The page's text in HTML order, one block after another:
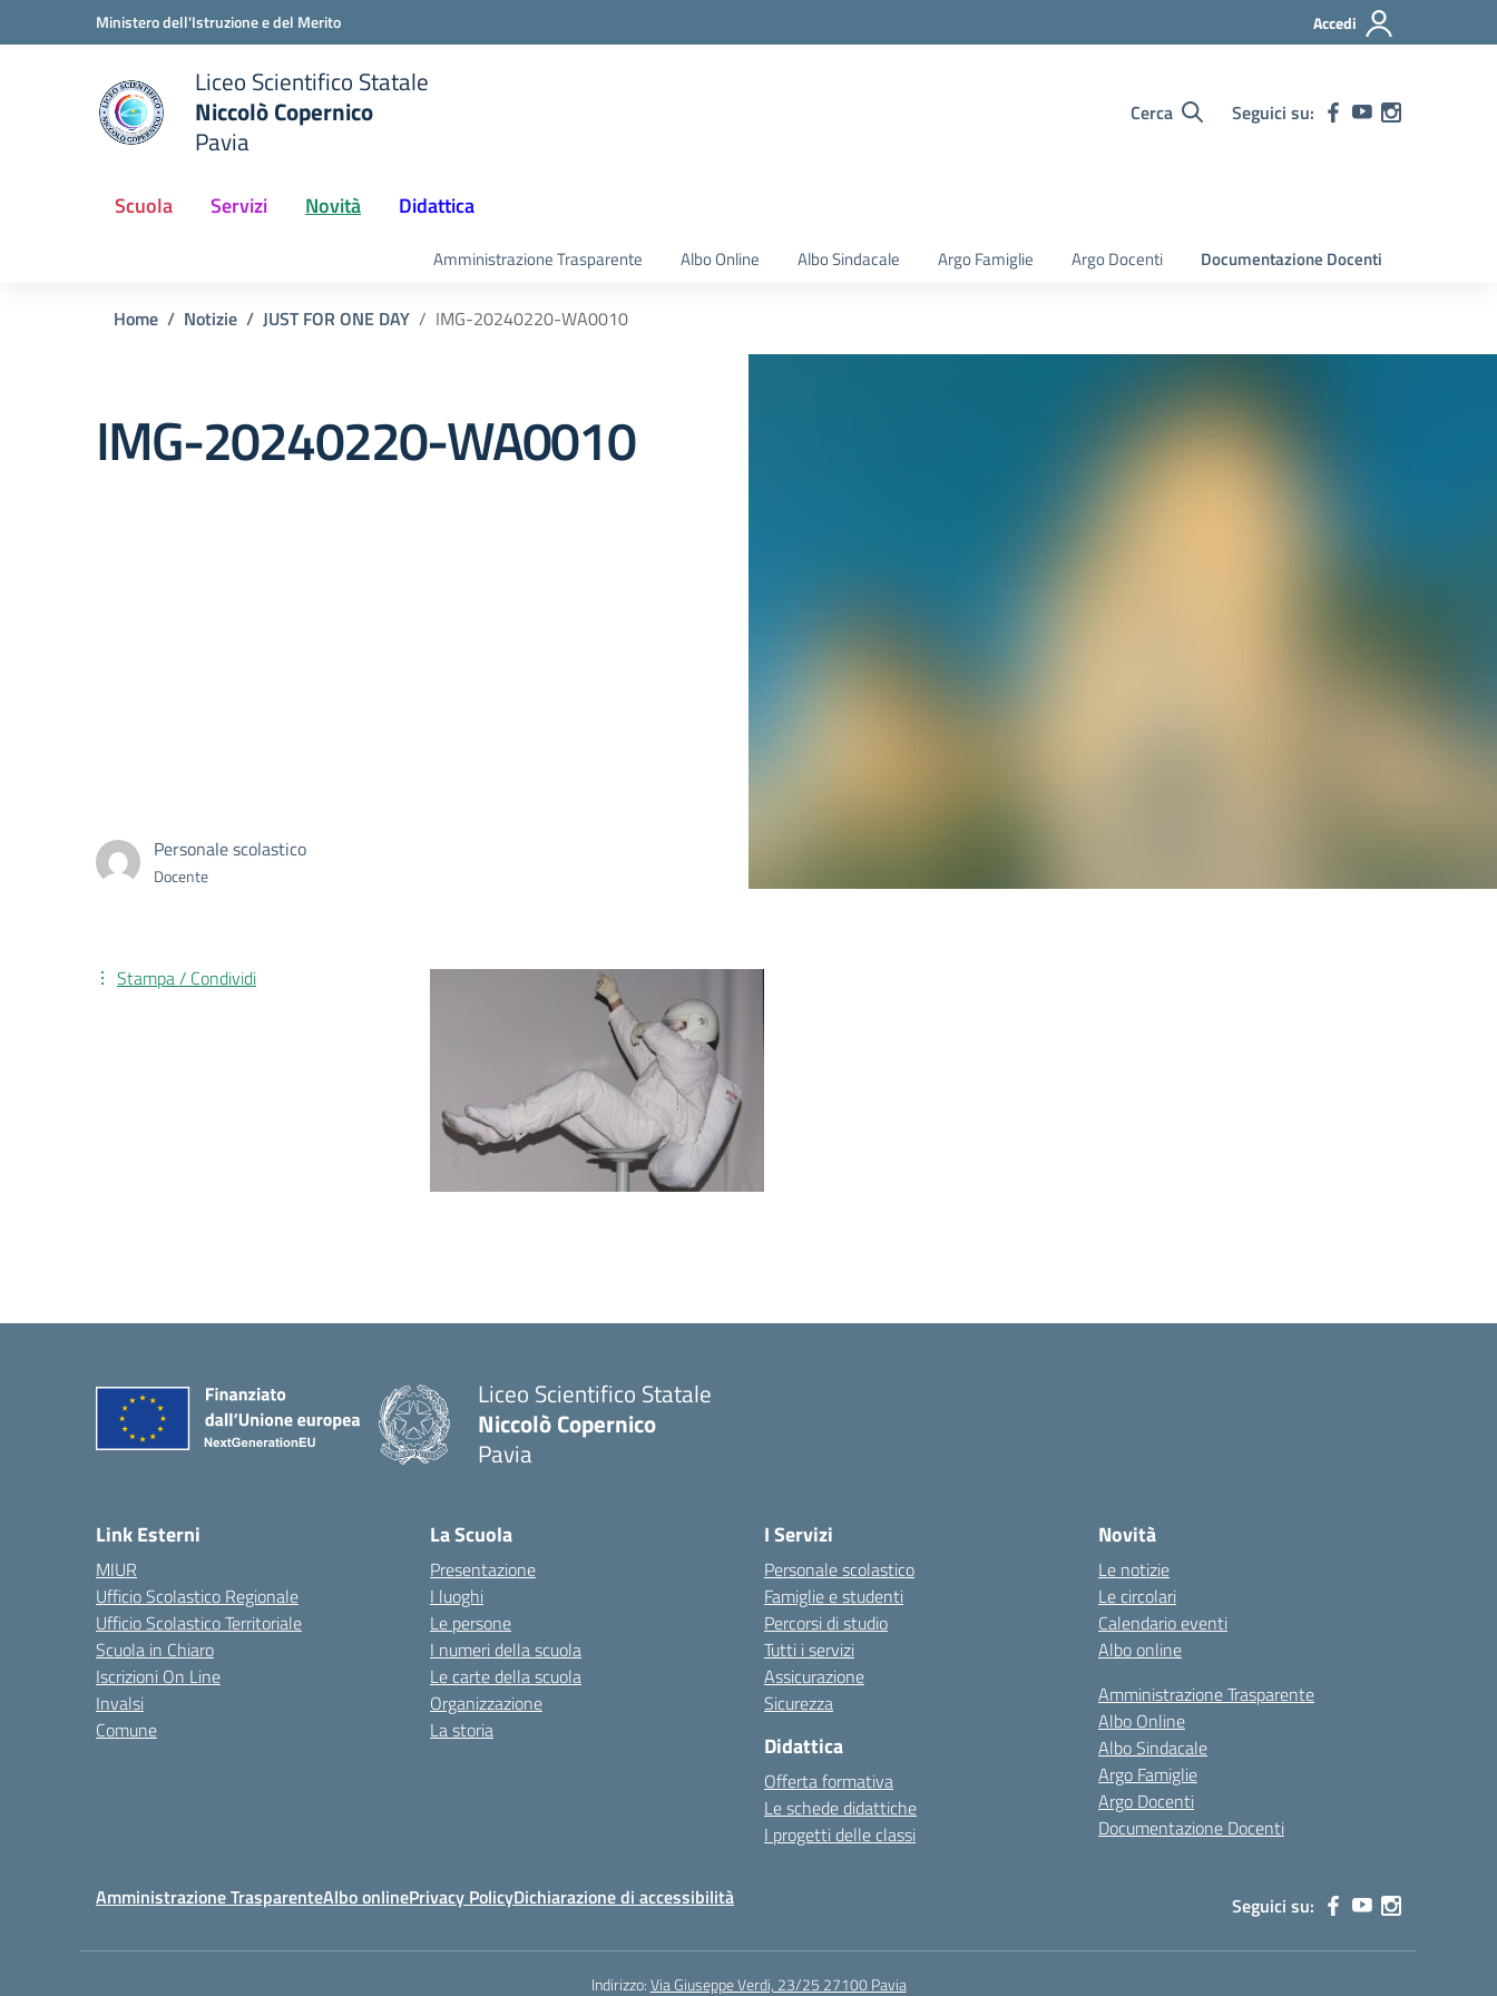
Vai ai contenuti
Vai al menu di navigazioneMinistero dell'Istruzione e del Merito Accedi
scuola
Liceo Scientifico Statale
Niccolò Copernico
Pavia
Cerca Seguici su:
Scuola Servizi Novità Didattica
Amministrazione Trasparente Albo Online Albo Sindacale Argo Famiglie Argo Docenti Documentazione Docenti
Home Notizie JUST FOR ONE DAY IMG-20240220-WA0010
IMG-20240220-WA0010
Personale scolastico
Docente
Stampa / Condividi
Liceo Scientifico Statale
Niccolò Copernico
Pavia
Link Esterni
MIUR
Ufficio Scolastico Regionale
Ufficio Scolastico Territoriale
Scuola in Chiaro
Iscrizioni On Line
Invalsi
Comune
La Scuola
Presentazione
I luoghi
Le persone
I numeri della scuola
Le carte della scuola
Organizzazione
La storia
I Servizi
Personale scolastico
Famiglie e studenti
Percorsi di studio
Tutti i servizi
Assicurazione
Sicurezza
Didattica
Offerta formativa
Le schede didattiche
I progetti delle classi
Novità
Le notizie
Le circolari
Calendario eventi
Albo online
Amministrazione Trasparente
Albo Online
Albo Sindacale
Argo Famiglie
Argo Docenti
Documentazione Docenti
Amministrazione TrasparenteAlbo onlinePrivacy PolicyDichiarazione di accessibilità Seguici su:
Indirizzo:Via Giuseppe Verdi, 23/25 27100 Pavia